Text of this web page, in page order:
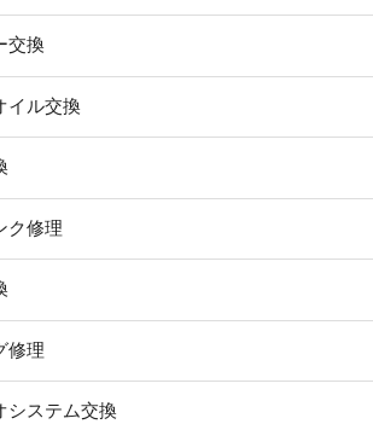
交換
イル交換
ク修理
修理
システム交換